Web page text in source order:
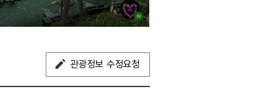
관광정보 수정요청